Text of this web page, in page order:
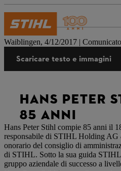
Stampa
Waiblingen, 4/12/2017 |
Scaricare testo e immagini
HANS PETER
85 ANNI
Hans Peter Stihl compie 85 anni il
responsabile di STIHL Holding
onorario del consiglio di
di STIHL. Sotto la sua guida
gruppo aziendale di successo a